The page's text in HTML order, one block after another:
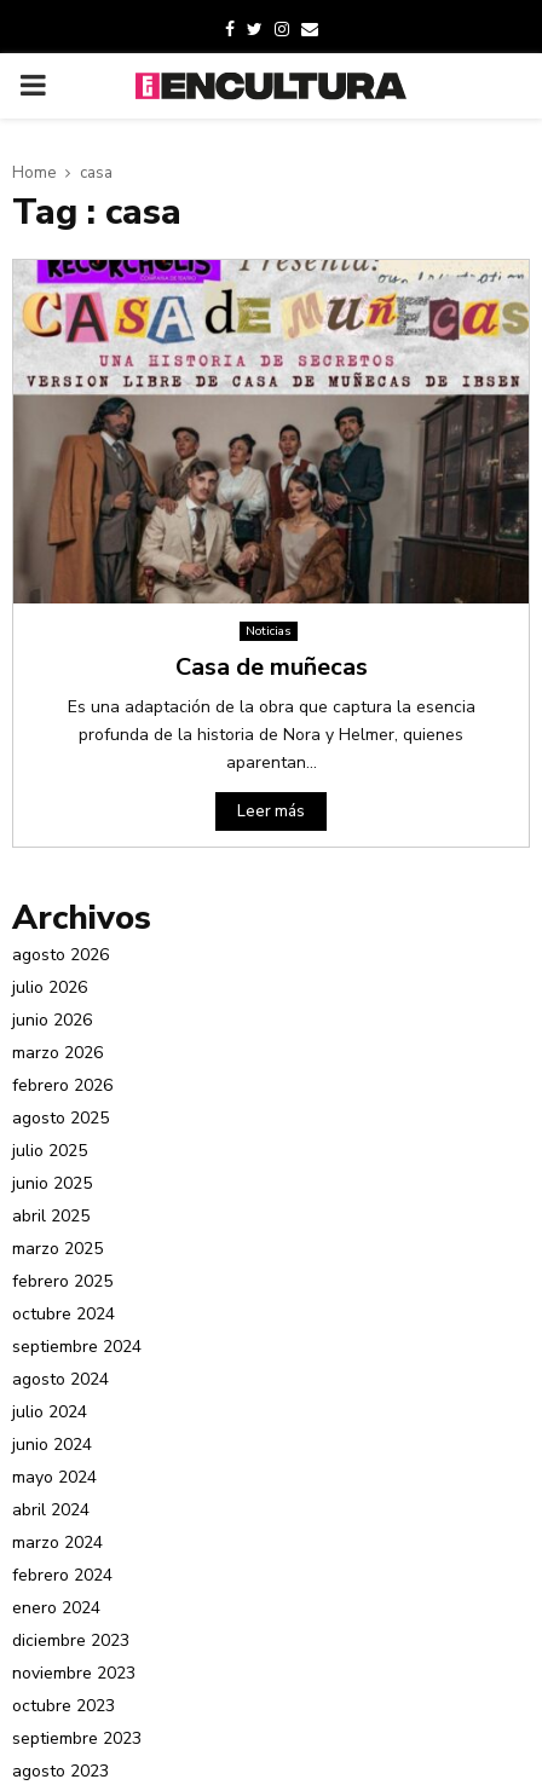
Home casa
Tag : casa
Noticias
Casa de muñecas
Es una adaptación de la obra que captura la esencia
profunda de la historia de Nora y Helmer, quienes
aparentan...
Leer más
Archivos
agosto 2026
julio 2026
junio 2026
marzo 2026
febrero 2026
agosto 2025
julio 2025
junio 2025
abril 2025
marzo 2025
febrero 2025
octubre 2024
septiembre 2024
agosto 2024
julio 2024
junio 2024
mayo 2024
abril 2024
marzo 2024
febrero 2024
enero 2024
diciembre 2023
noviembre 2023
octubre 2023
septiembre 2023
agosto 2023